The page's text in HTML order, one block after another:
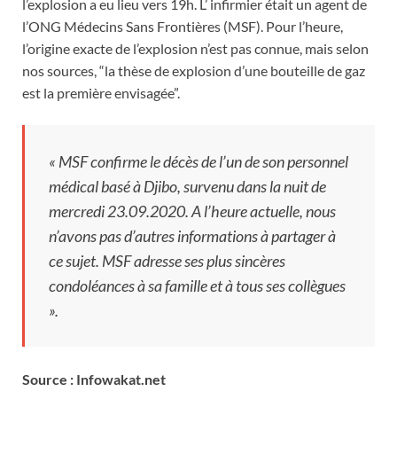
l’explosion a eu lieu vers 19h. L’ infirmier était un agent de
l’ONG Médecins Sans Frontières (MSF). Pour l’heure,
l’origine exacte de l’explosion n’est pas connue, mais selon
nos sources, “la thèse de explosion d’une bouteille de gaz
est la première envisagée”.
« MSF confirme le décès de l’un de son personnel
médical basé à Djibo, survenu dans la nuit de
mercredi 23.09.2020. A l’heure actuelle, nous
n’avons pas d’autres informations à partager à
ce sujet. MSF adresse ses plus sincères
condoléances à sa famille et à tous ses collègues
».
Source : Infowakat.net